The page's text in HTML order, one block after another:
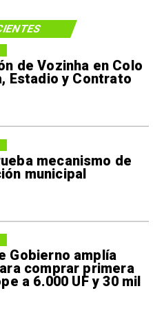
de Vozinha en Colo
Estadio y Contrato
mecanismo de
municipal
Gobierno amplía
comprar primera
a 6.000 UF y 30 mil